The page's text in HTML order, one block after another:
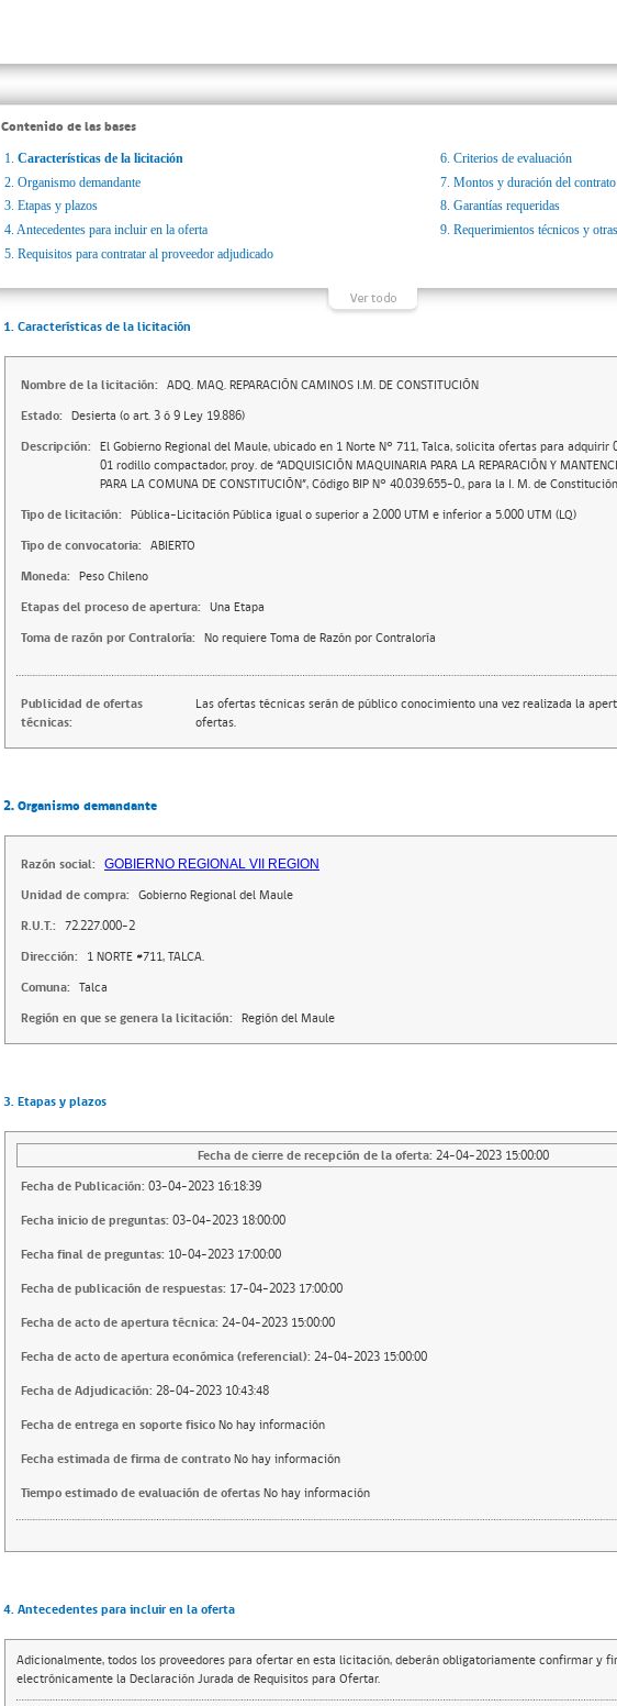
Contenido de las bases
1. Características de la licitación
2. Organismo demandante
3. Etapas y plazos
4. Antecedentes para incluir en la oferta
5. Requisitos para contratar al proveedor adjudicado
6. Criterios de evaluación
7. Montos y duración del contrato
8. Garantías requeridas
9. Requerimientos técnicos y
1. Características de la licitación
Nombre de la licitación: ADQ. MAQ. REPARACIÓN CAMINOS I.M. DE CONSTITUCIÓN
Estado: Desierta (o art. 3 ó 9 Ley 19.886)
Descripción: El Gobierno Regional del Maule, ubicado en 1 Norte N° 711, Talca, solicita ofertas para
01 rodillo compactador, proy. de “ADQUISICIÓN MAQUINARIA PARA LA REPARACIÓN Y
PARA LA COMUNA DE CONSTITUCIÓN”, Código BIP N° 40.039.655-0., para la I. M. de Constitución
Tipo de licitación: Pública-Licitación Pública igual o superior a 2.000 UTM e inferior a 5.000 UTM (LQ)
Tipo de convocatoria: ABIERTO
Moneda: Peso Chileno
Etapas del proceso de apertura: Una Etapa
Toma de razón por Contraloría: No requiere Toma de Razón por Contraloría
Publicidad de ofertas
técnicas:
Las ofertas técnicas serán de público conocimiento una vez realizada la
ofertas.
2. Organismo demandante
Razón social: GOBIERNO REGIONAL VII REGION
Unidad de compra: Gobierno Regional del Maule
R.U.T.: 72.227.000-2
Dirección: 1 NORTE #711, TALCA.
Comuna: Talca
Región en que se genera la licitación: Región del Maule
3. Etapas y plazos
Fecha de cierre de recepción de la oferta: 24-04-2023 15:00:00
Fecha de Publicación: 03-04-2023 16:18:39
Fecha inicio de preguntas: 03-04-2023 18:00:00
Fecha final de preguntas: 10-04-2023 17:00:00
Fecha de publicación de respuestas: 17-04-2023 17:00:00
Fecha de acto de apertura técnica: 24-04-2023 15:00:00
Fecha de acto de apertura económica (referencial): 24-04-2023 15:00:00
Fecha de Adjudicación: 28-04-2023 10:43:48
Fecha de entrega en soporte fisicoNo hay información
Fecha estimada de firma de contratoNo hay información
Tiempo estimado de evaluación de ofertasNo hay información
4. Antecedentes para incluir en la oferta
Adicionalmente, todos los proveedores para ofertar en esta licitación, deberán obligatoriamente confirmar y
electrónicamente la Declaración Jurada de Requisitos para Ofertar.